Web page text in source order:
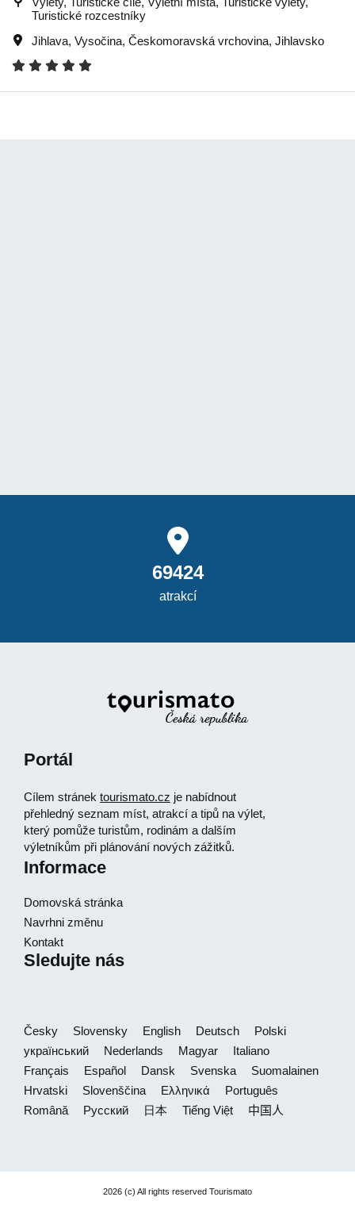
Turistické rozcestníky
Jihlava, Vysočina, Českomoravská vrchovina, Jihlavsko
69424
atrakcí
Portál
Cílem stránek tourismato.cz je nabídnout
přehledný seznam míst, atrakcí a tipů na výlet,
který pomůže turistům, rodinám a dalším
výletníkům při plánování nových zážitků.
Informace
Domovská stránka
Navrhni změnu
Kontakt
Sledujte nás
Česky Slovensky English Deutsch
Polski
український
Nederlands Magyar
Italiano
Français
Español Dansk Svenska
Suomalainen
Hrvatski
Slovenščina Ελληνικά
Português
Română
Русский 日本 Tiếng Việt 中国人
2026 (c) All rights reserved Tourismato